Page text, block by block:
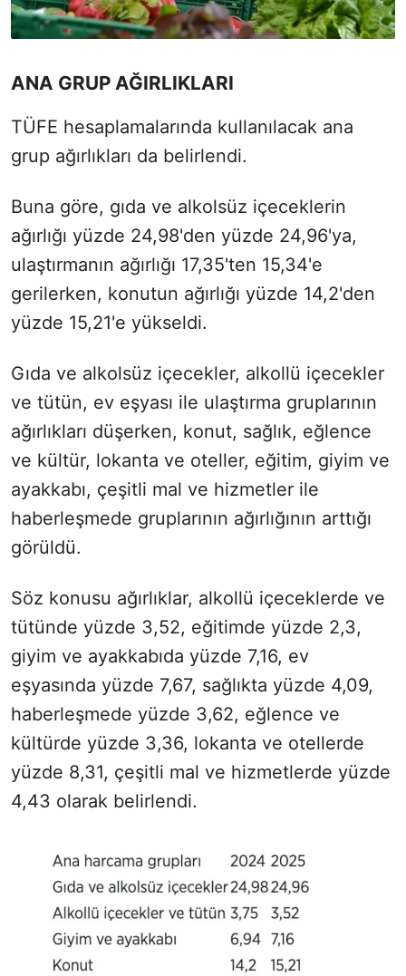
ANA GRUP AĞIRLIKLARI
TÜFE hesaplamalarında kullanılacak ana
grup ağırlıkları da belirlendi.
Buna göre, gıda ve alkolsüz içeceklerin
ağırlığı yüzde 24,98'den yüzde 24,96'ya,
ulaştırmanın ağırlığı 17,35'ten 15,34'e
gerilerken, konutun ağırlığı yüzde 14,2'den
yüzde 15,21'e yükseldi.
Gıda ve alkolsüz içecekler, alkollü içecekler
ve tütün, ev eşyası ile ulaştırma gruplarının
ağırlıkları düşerken, konut, sağlık, eğlence
ve kültür, lokanta ve oteller, eğitim, giyim ve
ayakkabı, çeşitli mal ve hizmetler ile
haberleşmede gruplarının ağırlığının arttığı
görüldü.
Söz konusu ağırlıklar, alkollü içeceklerde ve
tütünde yüzde 3,52, eğitimde yüzde 2,3,
giyim ve ayakkabıda yüzde 7,16, ev
eşyasında yüzde 7,67, sağlıkta yüzde 4,09,
haberleşmede yüzde 3,62, eğlence ve
kültürde yüzde 3,36, lokanta ve otellerde
yüzde 8,31, çeşitli mal ve hizmetlerde yüzde
4,43 olarak belirlendi.